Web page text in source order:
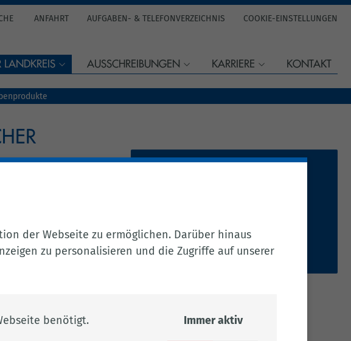
ANFAHRT AUFGABEN- & TELEFONVERZEICHNIS COOKIE-EINSTELLUNGEN
LANDKREIS AUSSCHREIBUNGEN KARRIERE KONTAKT
durch die
Per E-Mail kontaktieren
1.007
der Webseite zu ermöglichen. Darüber hinaus
zu personalisieren und die Zugriffe auf unserer
benötigt. Immer aktiv